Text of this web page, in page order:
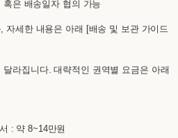
은 배송일자 협의 가능
자세한 내용은 아래 [배송 및 보관 가이드
라집니다. 대략적인 권역별 요금은 아래
: 약 8~14만원